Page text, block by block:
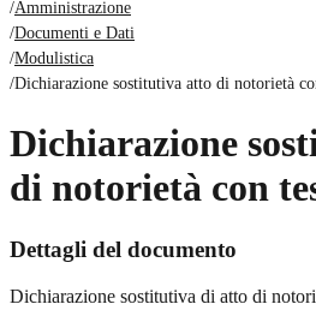
/Amministrazione
/Documenti e Dati
/Modulistica
/Dichiarazione sostitutiva atto di notorietà
Dichiarazione
di notorietà con
Dettagli del documento
Dichiarazione sostitutiva di atto di